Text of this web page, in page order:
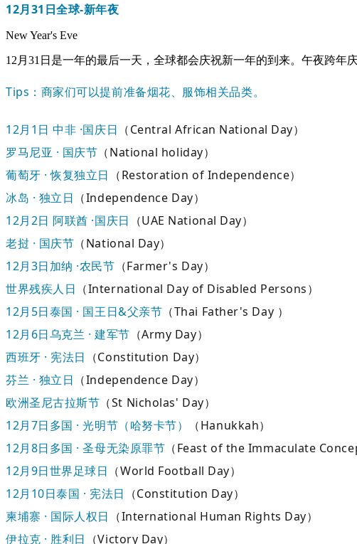
12月31日全球-新年夜
New Year's Eve
12月31日是一年的最后一天，全球都会庆祝新一年的到来。午夜跨年
Tips：商家们可以提前准备烟花、服饰相关品类。
12月1日中非 ·国庆日 （Central African National Day）
罗马尼亚 · 国庆节 （National holiday）
葡萄牙 · 恢复独立日 （Restoration of Independence）
冰岛 · 独立日 （Independence Day）
12月2日 阿联酋 ·国庆日 （UAE National Day）
老挝 · 国庆节 （National Day）
12月3日加纳 ·农民节 （Farmer's Day）
世界残疾人日 （International Day of Disabled Persons）
12月5日泰国 · 国王日&父亲节 （Thai Father's Day ）
12月6日乌克兰 · 建军节 （Army Day）
西班牙 · 宪法日 （Constitution Day）
芬兰 · 独立日 （Independence Day）
欧洲圣尼古拉斯节 （St Nicholas' Day）
12月7日多国 · 光明节（哈努卡节）
（Hanukkah）
12月8日多国 · 圣母无染原罪节 （Feast of the Immaculate
12月9日世界足球日 （World Football Day）
12月10日泰国 · 宪法日 （Constitution Day）
柬埔寨 · 国际人权日 （International Human Rights Day）
伊拉克 · 胜利日 （Victory Day）